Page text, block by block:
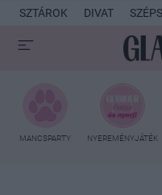
SZTÁROK DIVAT
MANCSPARTY NYEREMÉNYJÁTÉK